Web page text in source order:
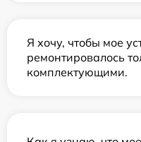
Я хочу, чтобы мое
ремонтировалось
комплектующими.